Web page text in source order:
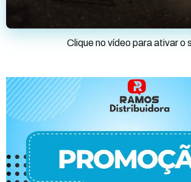
Clique no vídeo para ativar o